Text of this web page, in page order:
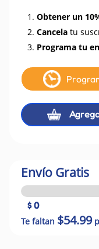
1. Obtener un
2. Cancela tu
3. Programa tu
Envío Gratis
$ 0
Te faltan $54.99